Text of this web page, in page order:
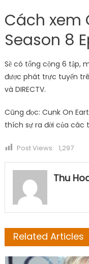
Cách xem
Season 8
Sẽ có tổng cộng 6 tập,
được phát trực tuyến
và DIRECTV.
Cũng đọc: Cunk On
thích sự ra đời của các
Post Views: 1,297
Thu
Related Articles